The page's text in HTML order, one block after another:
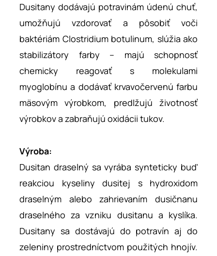
Dusitany dodávajú potravinám údenú chuť,
umožňujú vzdorovať a pôsobiť voči
baktériám Clostridium botulinum, slúžia ako
stabilizátory farby – majú schopnosť
chemicky reagovať s molekulami
myoglobínu a dodávať krvavočervenú farbu
mäsovým výrobkom, predlžujú životnosť
výrobkov a zabraňujú oxidácii tukov.
Výroba:
Dusitan draselný sa vyrába synteticky buď
reakciou kyseliny dusitej s hydroxidom
draselným alebo zahrievaním dusičnanu
draselného za vzniku dusitanu a kyslíka.
Dusitany sa dostávajú do potravín aj do
zeleniny prostredníctvom použitých hnojív.